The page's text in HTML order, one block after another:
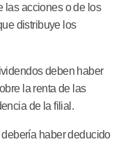
las acciones o de los
distribuye los
deben haber
la renta de las
de la filial.
debería haber deducido